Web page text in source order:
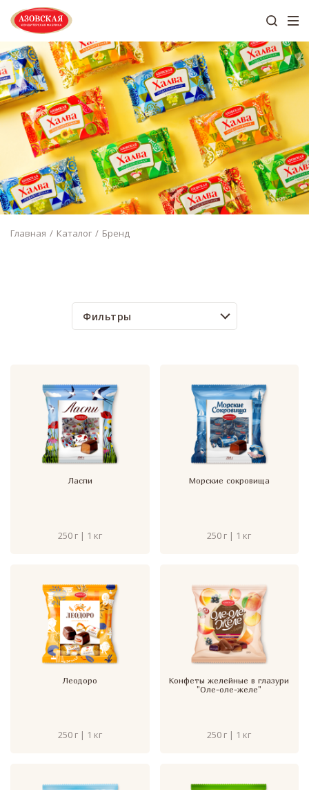
Главная Каталог Бренд
Фильтры
Ласпи
250 г | 1 кг
Морские сокровища
250 г | 1 кг
Леодоро
250 г | 1 кг
Конфеты желейные в глазури
"Оле-оле-желе"
250 г | 1 кг